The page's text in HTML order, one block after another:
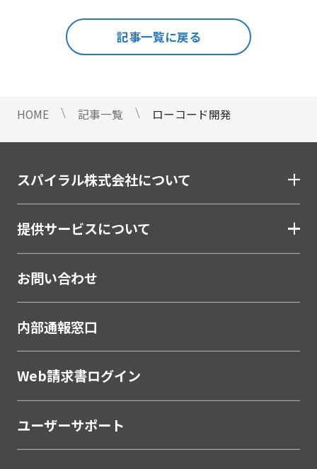
人事・総務・経理・IR
ストレスチェックサービス
安否確認サービス
給与明細電子化
金融（銀行・信用金庫・信用組合・JAバンク・保
割賦・クレジット申込電子化
相談会・来店予約システム
学校・教育
学校・教育機関
メーカー・製造
販売代理店営業支援システム
#料金・費用
#業務効率化 #機能・仕組み
#無料 #総務 #連携
記事一覧に戻る
HOME 記事一覧 ローコード開発
スパイラル株式会社について
提供サービスについて
お問い合わせ
内部通報窓口
Web請求書ログイン
ユーザーサポート